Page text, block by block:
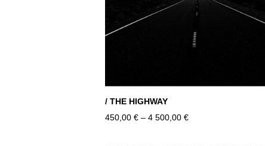
/ THE HIGHWAY
450,00 € – 4 500,00 €